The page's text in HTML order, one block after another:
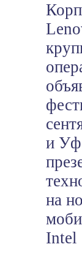
и
на
Intel